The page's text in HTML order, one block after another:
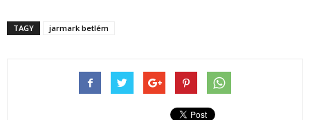
TAGY jarmark betlém